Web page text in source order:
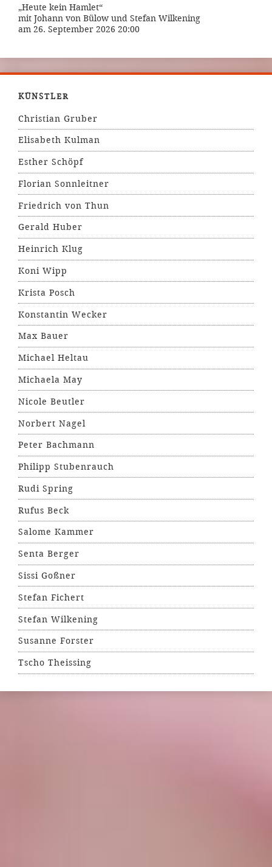
„Heute kein Hamlet“
mit Johann von Bülow und Stefan Wilkening
am 26. September 2026 20:00
KÜNSTLER
Christian Gruber
Elisabeth Kulman
Esther Schöpf
Florian Sonnleitner
Friedrich von Thun
Gerald Huber
Heinrich Klug
Koni Wipp
Krista Posch
Konstantin Wecker
Max Bauer
Michael Heltau
Michaela May
Nicole Beutler
Norbert Nagel
Peter Bachmann
Philipp Stubenrauch
Rudi Spring
Rufus Beck
Salome Kammer
Senta Berger
Sissi Goßner
Stefan Fichert
Stefan Wilkening
Susanne Forster
Tscho Theissing